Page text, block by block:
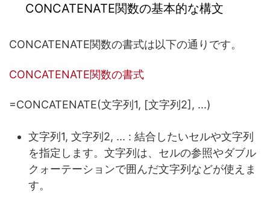
CONCATENATE関数の基本的な構文
CONCATENATE関数の書式は以下の通りです。
CONCATENATE関数の書式
=CONCATENATE(文字列1, [文字列2], ...)
文字列1, 文字列2, ... : 結合したいセルや文字列
を指定します。文字列は、セルの参照やダブル
クォーテーションで囲んだ文字列などが使えま
す。